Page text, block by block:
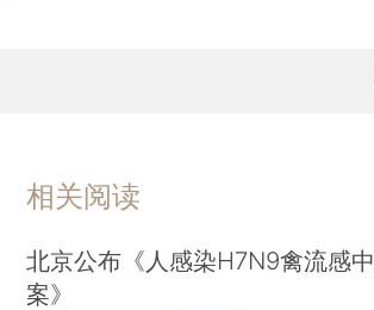
相关阅读
北京公布《人感染H7N9禽流感
案》